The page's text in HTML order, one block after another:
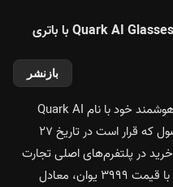
علی‌بابا از عینک هوش مصنوعی Quark AI Glasses S1 با باتری
بازنشر
شرکت علی‌بابا رسماً از نخستین عینک هوشمند خود با نام Quark AI
Glasses S1 پرده‌برداری کرد. این محصول که قرار است در تاریخ ۲۷
در پلتفرم‌های اصلی تجارت
الکترونیکی چین در دسترس قرار دارد و با قیمت ۳۹۹۹ یوان، معادل